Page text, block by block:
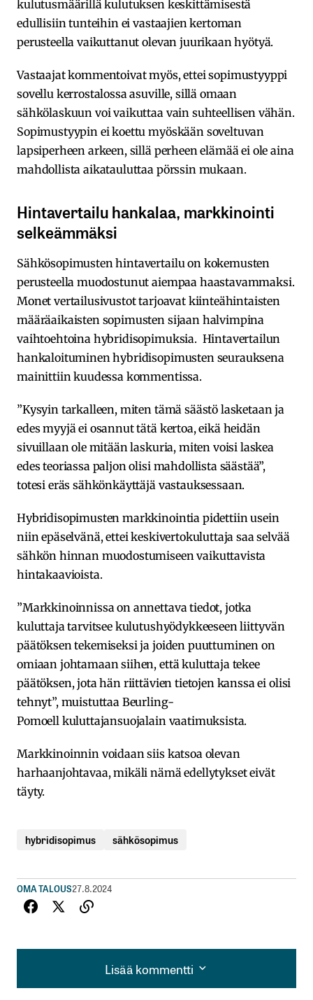
kulutusmäärillä kulutuksen keskittämisestä
edullisiin tunteihin ei vastaajien kertoman
perusteella vaikuttanut olevan juurikaan hyötyä.
Vastaajat kommentoivat myös, ettei sopimustyyppi
sovellu kerrostalossa asuville, sillä omaan
sähkölaskuun voi vaikuttaa vain suhteellisen vähän.
Sopimustyypin ei koettu myöskään soveltuvan
lapsiperheen arkeen, sillä perheen elämää ei ole aina
mahdollista aikatauluttaa pörssin mukaan.
Hintavertailu hankalaa, markkinointi
selkeämmäksi
Sähkösopimusten hintavertailu on kokemusten
perusteella muodostunut aiempaa haastavammaksi.
Monet vertailusivustot tarjoavat kiinteähintaisten
määräaikaisten sopimusten sijaan halvimpina
vaihtoehtoina hybridisopimuksia. Hintavertailun
hankaloituminen hybridisopimusten seurauksena
mainittiin kuudessa kommentissa.
”Kysyin tarkalleen, miten tämä säästö lasketaan ja
edes myyjä ei osannut tätä kertoa, eikä heidän
sivuillaan ole mitään laskuria, miten voisi laskea
edes teoriassa paljon olisi mahdollista säästää”,
totesi eräs sähkönkäyttäjä vastauksessaan.
Hybridisopimusten markkinointia pidettiin usein
niin epäselvänä, ettei keskivertokuluttaja saa selvää
sähkön hinnan muodostumiseen vaikuttavista
hintakaavioista.
”Markkinoinnissa on annettava tiedot, jotka
kuluttaja tarvitsee kulutushyödykkeeseen liittyvän
päätöksen tekemiseksi ja joiden puuttuminen on
omiaan johtamaan siihen, että kuluttaja tekee
päätöksen, jota hän riittävien tietojen kanssa ei olisi
tehnyt”, muistuttaa Beurling-
Pomoell kuluttajansuojalain vaatimuksista.
Markkinoinnin voidaan siis katsoa olevan
harhaanjohtavaa, mikäli nämä edellytykset eivät
täyty.
hybridisopimus sähkösopimus
OMA TALOUS27.8.2024
Lisää kommentti
Lisää kommentti